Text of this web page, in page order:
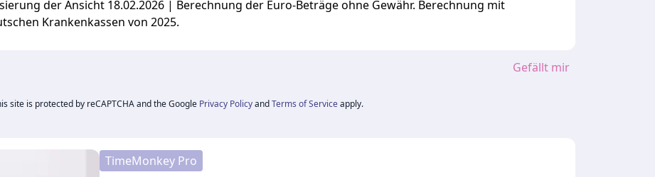
der Ansicht 18.02.2026 | Berechnung der Euro-Beträge ohne Gewähr. Berechnung mit
Krankenkassen von 2025.
Gefällt mir
site is protected by reCAPTCHA and the Google Privacy Policy and Terms of Service apply.
TimeMonkey Pro